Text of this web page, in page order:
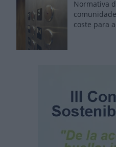
Normativa
coste para